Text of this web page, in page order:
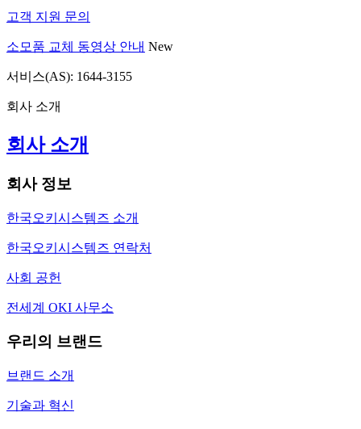
고객 지원 문의
소모품 교체 동영상 안내 New
서비스(AS): 1644-3155
회사 소개
회사 소개
회사 정보
한국오키시스템즈 소개
한국오키시스템즈 연락처
사회 공헌
전세계 OKI 사무소
우리의 브랜드
브랜드 소개
기술과 혁신